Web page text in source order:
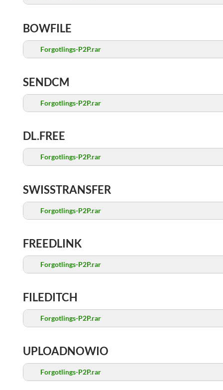
BOWFILE
Forgotlings-P2P.rar
SENDCM
Forgotlings-P2P.rar
DL.FREE
Forgotlings-P2P.rar
SWISSTRANSFER
Forgotlings-P2P.rar
FREEDLINK
Forgotlings-P2P.rar
FILEDITCH
Forgotlings-P2P.rar
UPLOADNOWIO
Forgotlings-P2P.rar